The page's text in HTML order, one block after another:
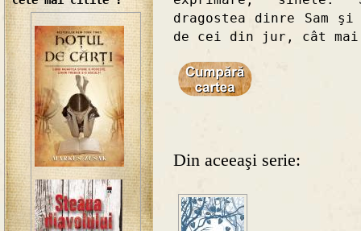
dragostea dinre Sam
de cei din jur, cât
Din aceeaşi serie: